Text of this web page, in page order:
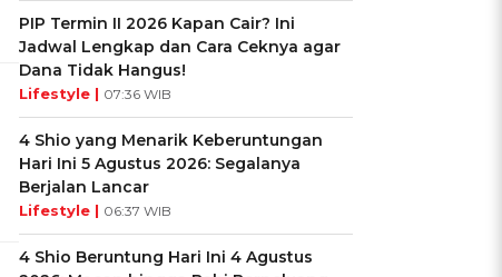
PIP Termin II 2026 Kapan Cair? Ini
Jadwal Lengkap dan Cara Ceknya agar
Dana Tidak Hangus!
Lifestyle | 07:36 WIB
4 Shio yang Menarik Keberuntungan
Hari Ini 5 Agustus 2026: Segalanya
Berjalan Lancar
Lifestyle | 06:37 WIB
4 Shio Beruntung Hari Ini 4 Agustus